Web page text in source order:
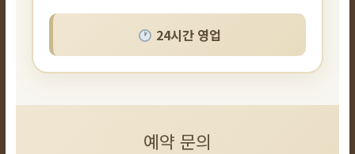
24시간 영업
예약 문의